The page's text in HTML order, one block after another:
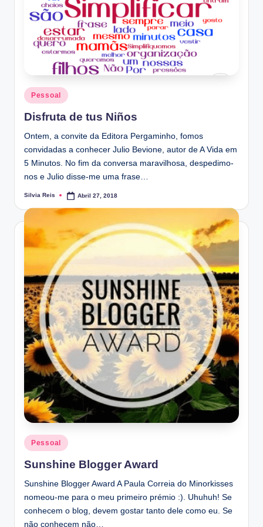
Posted
in
Pessoal
Disfruta de tus Niños
Ontem, a convite da Editora Pergaminho, fomos
convidadas a conhecer Julio Bevione, autor de A Vida em
5 Minutos. No fim da conversa maravilhosa, despedimo-
nos e Julio disse-me uma frase…
Posted
Silvia Reis Abril 27, 2018
Posted
in
Pessoal
Sunshine Blogger Award
Sunshine Blogger Award A Paula Correia do Minorkisses
nomeou-me para o meu primeiro prémio :). Uhuhuh! Se
conhecem o blog, devem gostar tanto dele como eu. Se
não conhecem não…